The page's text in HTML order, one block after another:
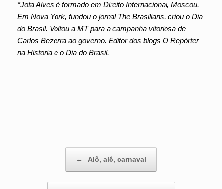
*Jota Alves é formado em Direito Internacional, Moscou.
Em Nova York, fundou o jornal The Brasilians, criou o Dia
do Brasil. Voltou a MT para a campanha vitoriosa de
Carlos Bezerra ao governo. Editor dos blogs O Repórter
na Historia e o Dia do Brasil.
← Alô, alô, carnaval